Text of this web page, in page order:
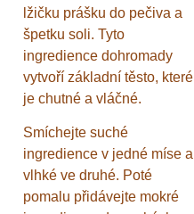
lžičku prášku do pečiva a
špetku soli. Tyto
ingredience dohromady
vytvoří základní těsto, které
je chutné a vláčné.
Smíchejte suché
ingredience v jedné míse a
vlhké ve druhé. Poté
pomalu přidávejte mokré